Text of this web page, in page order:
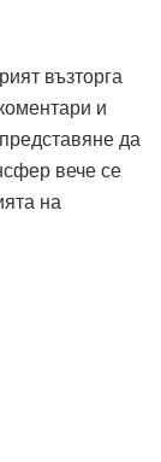
възторга
и
да
вече се
на